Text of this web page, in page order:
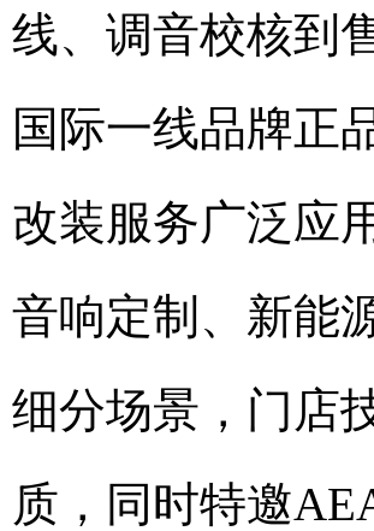
线、调音校核到
国际一线品牌正
改装服务广泛应
音响定制、新能
细分场景，门店
质，同时特邀